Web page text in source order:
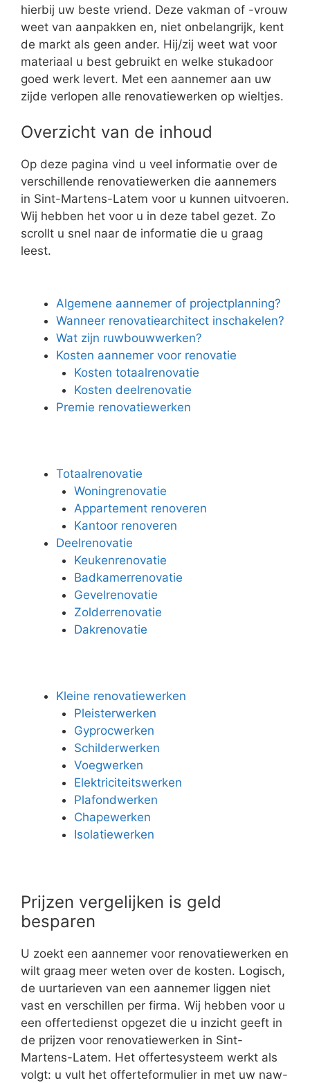
hierbij uw beste vriend. Deze vakman of -vrouw
weet van aanpakken en, niet onbelangrijk, kent
de markt als geen ander. Hij/zij weet wat voor
materiaal u best gebruikt en welke stukadoor
goed werk levert. Met een aannemer aan uw
zijde verlopen alle renovatiewerken op wieltjes.
Overzicht van de inhoud
Op deze pagina vind u veel informatie over de
verschillende renovatiewerken die aannemers
in Sint-Martens-Latem voor u kunnen uitvoeren.
Wij hebben het voor u in deze tabel gezet. Zo
scrollt u snel naar de informatie die u graag
leest.
Algemene aannemer of projectplanning?
Wanneer renovatiearchitect inschakelen?
Wat zijn ruwbouwwerken?
Kosten aannemer voor renovatie
Kosten totaalrenovatie
Kosten deelrenovatie
Premie renovatiewerken
Totaalrenovatie
Woningrenovatie
Appartement renoveren
Kantoor renoveren
Deelrenovatie
Keukenrenovatie
Badkamerrenovatie
Gevelrenovatie
Zolderrenovatie
Dakrenovatie
Kleine renovatiewerken
Pleisterwerken
Gyprocwerken
Schilderwerken
Voegwerken
Elektriciteitswerken
Plafondwerken
Chapewerken
Isolatiewerken
Prijzen vergelijken is geld
besparen
U zoekt een aannemer voor renovatiewerken en
wilt graag meer weten over de kosten. Logisch,
de uurtarieven van een aannemer liggen niet
vast en verschillen per firma. Wij hebben voor u
een offertedienst opgezet die u inzicht geeft in
de prijzen voor renovatiewerken in Sint-
Martens-Latem. Het offertesysteem werkt als
volgt: u vult het offerteformulier in met uw naw-